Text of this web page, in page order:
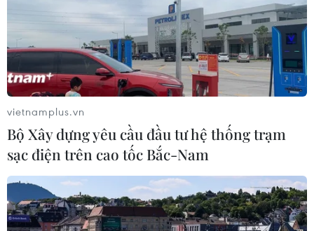
vietnamplus.vn
Bộ Xây dựng yêu cầu đầu tư hệ thống trạm
sạc điện trên cao tốc Bắc-Nam